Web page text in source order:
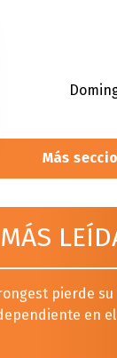
Más
MÁS
pierde
en